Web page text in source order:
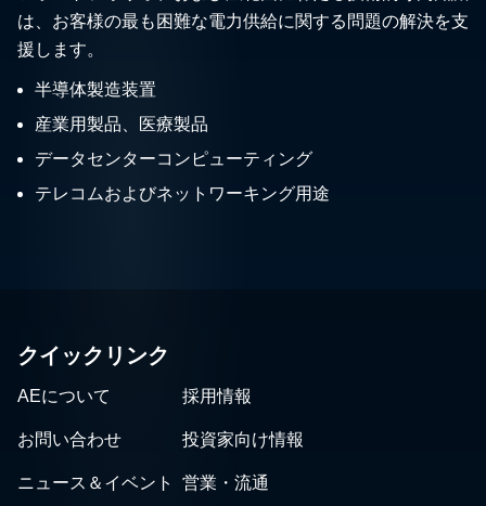
は、お客様の最も困難な電力供給に関する問題の解決を支
援します。
半導体製造装置
産業用製品、医療製品
データセンターコンピューティング
テレコムおよびネットワーキング用途
クイックリンク
AEについて 採用情報
お問い合わせ 投資家向け情報
ニュース＆イベント 営業・流通